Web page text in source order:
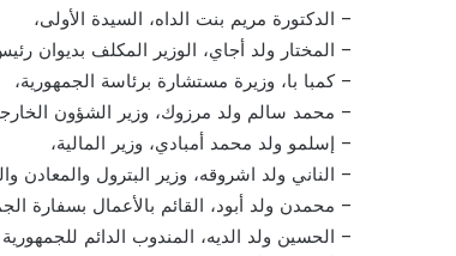
– الدكتورة مريم بنت الداه، السيدة الأولى،
– المختار ولد أجاي، الوزير المكلف بديوان
– كمبا با، وزيرة مستشارة برئاسة الجمهورية،
– محمد سالم ولد مرزوك، وزير الشؤون
– إسلمو ولد محمد أمبادي، وزير المالية،
– الناني ولد اشروقه، وزير البترول والمعادن
– محمدن ولد أبود، القائم بالأعمال بسفارة
– الحسين ولد الديه، المندوب الدائم للجمهورية